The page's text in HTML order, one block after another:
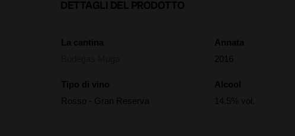
DETTAGLI DEL PRODOTTO
La cantina
Tipo di vino
Rosso - Gran Reserva
Annata
2016
Alcool
14.5% vol.